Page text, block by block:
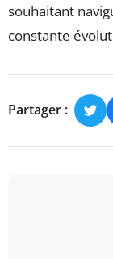
souhaitant
constante
Partager :